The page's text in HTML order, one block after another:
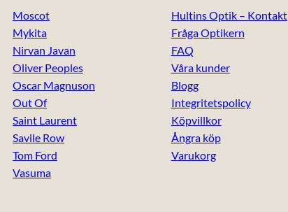
Moscot
Mykita
Nirvan Javan
Oliver Peoples
Oscar Magnuson
Out Of
Saint Laurent
Savile Row
Tom Ford
Vasuma
Hultins Optik – Kontakt
Fråga Optikern
FAQ
Våra kunder
Blogg
Integritetspolicy
Köpvillkor
Ångra köp
Varukorg